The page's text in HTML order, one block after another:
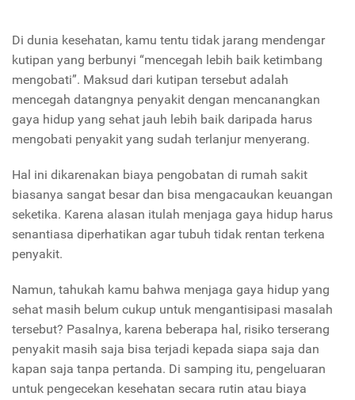
Di dunia kesehatan, kamu tentu tidak jarang mendengar
kutipan yang berbunyi “mencegah lebih baik ketimbang
mengobati”. Maksud dari kutipan tersebut adalah
mencegah datangnya penyakit dengan mencanangkan
gaya hidup yang sehat jauh lebih baik daripada harus
mengobati penyakit yang sudah terlanjur menyerang.
Hal ini dikarenakan biaya pengobatan di rumah sakit
biasanya sangat besar dan bisa mengacaukan keuangan
seketika. Karena alasan itulah menjaga gaya hidup harus
senantiasa diperhatikan agar tubuh tidak rentan terkena
penyakit.
Namun, tahukah kamu bahwa menjaga gaya hidup yang
sehat masih belum cukup untuk mengantisipasi masalah
tersebut? Pasalnya, karena beberapa hal, risiko terserang
penyakit masih saja bisa terjadi kepada siapa saja dan
kapan saja tanpa pertanda. Di samping itu, pengeluaran
untuk pengecekan kesehatan secara rutin atau biaya